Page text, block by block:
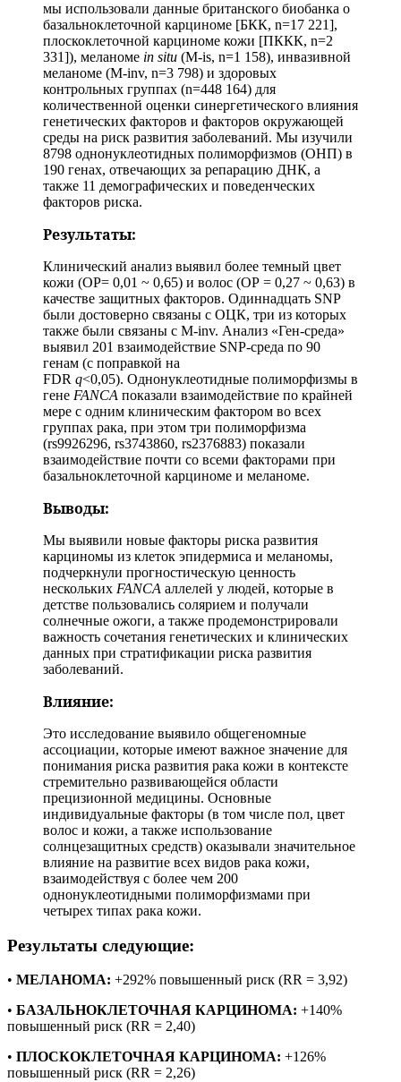
мы использовали данные британского биобанка о
базальноклеточной карциноме [БКК, n=17 221],
плоскоклеточной карциноме кожи [ПККК, n=2
331]), меланоме in situ (M-is, n=1 158), инвазивной
меланоме (M-inv, n=3 798) и здоровых
контрольных группах (n=448 164) для
количественной оценки синергетического влияния
генетических факторов и факторов окружающей
среды на риск развития заболеваний. Мы изучили
8798 однонуклеотидных полиморфизмов (ОНП) в
190 генах, отвечающих за репарацию ДНК, а
также 11 демографических и поведенческих
факторов риска.
Результаты:
Клинический анализ выявил более темный цвет
кожи (ОР= 0,01 ~ 0,65) и волос (ОР = 0,27 ~ 0,63) в
качестве защитных факторов. Одиннадцать SNP
были достоверно связаны с ОЦК, три из которых
также были связаны с M-inv. Анализ «Ген-среда»
выявил 201 взаимодействие SNP-среда по 90
генам (с поправкой на
FDR q<0,05). Однонуклеотидные полиморфизмы в
гене FANCA показали взаимодействие по крайней
мере с одним клиническим фактором во всех
группах рака, при этом три полиморфизма
(rs9926296, rs3743860, rs2376883) показали
взаимодействие почти со всеми факторами при
базальноклеточной карциноме и меланоме.
Выводы:
Мы выявили новые факторы риска развития
карциномы из клеток эпидермиса и меланомы,
подчеркнули прогностическую ценность
нескольких FANCA аллелей у людей, которые в
детстве пользовались солярием и получали
солнечные ожоги, а также продемонстрировали
важность сочетания генетических и клинических
данных при стратификации риска развития
заболеваний.
Влияние:
Это исследование выявило общегеномные
ассоциации, которые имеют важное значение для
понимания риска развития рака кожи в контексте
стремительно развивающейся области
прецизионной медицины. Основные
индивидуальные факторы (в том числе пол, цвет
волос и кожи, а также использование
солнцезащитных средств) оказывали значительное
влияние на развитие всех видов рака кожи,
взаимодействуя с более чем 200
однонуклеотидными полиморфизмами при
четырех типах рака кожи.
Результаты следующие:
• МЕЛАНОМА: +292% повышенный риск (RR = 3,92)
• БАЗАЛЬНОКЛЕТОЧНАЯ КАРЦИНОМА: +140%
повышенный риск (RR = 2,40)
• ПЛОСКОКЛЕТОЧНАЯ КАРЦИНОМА: +126%
повышенный риск (RR = 2,26)